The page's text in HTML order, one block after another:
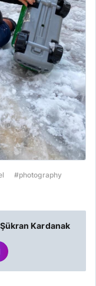
#photography
Şükran Kardanak